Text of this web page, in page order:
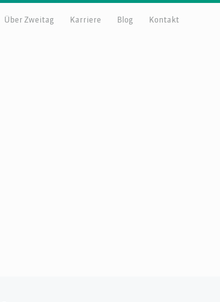
Über Zweitag Karriere Blog Kontakt